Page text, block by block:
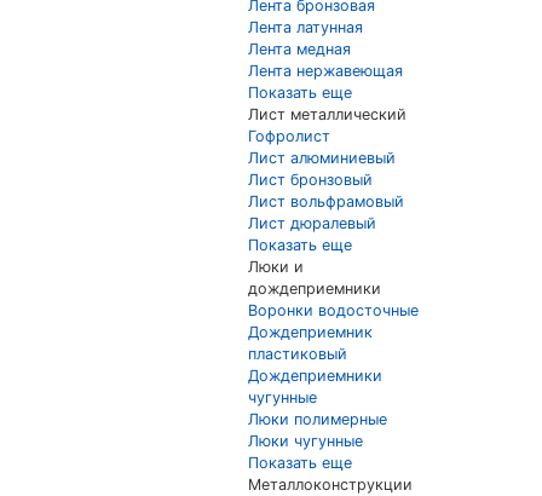
Лента бронзовая
Лента латунная
Лента медная
Лента нержавеющая
Показать еще
Лист металлический
Гофролист
Лист алюминиевый
Лист бронзовый
Лист вольфрамовый
Лист дюралевый
Показать еще
Люки и
дождеприемники
Воронки водосточные
Дождеприемник
пластиковый
Дождеприемники
чугунные
Люки полимерные
Люки чугунные
Показать еще
Металлоконструкции